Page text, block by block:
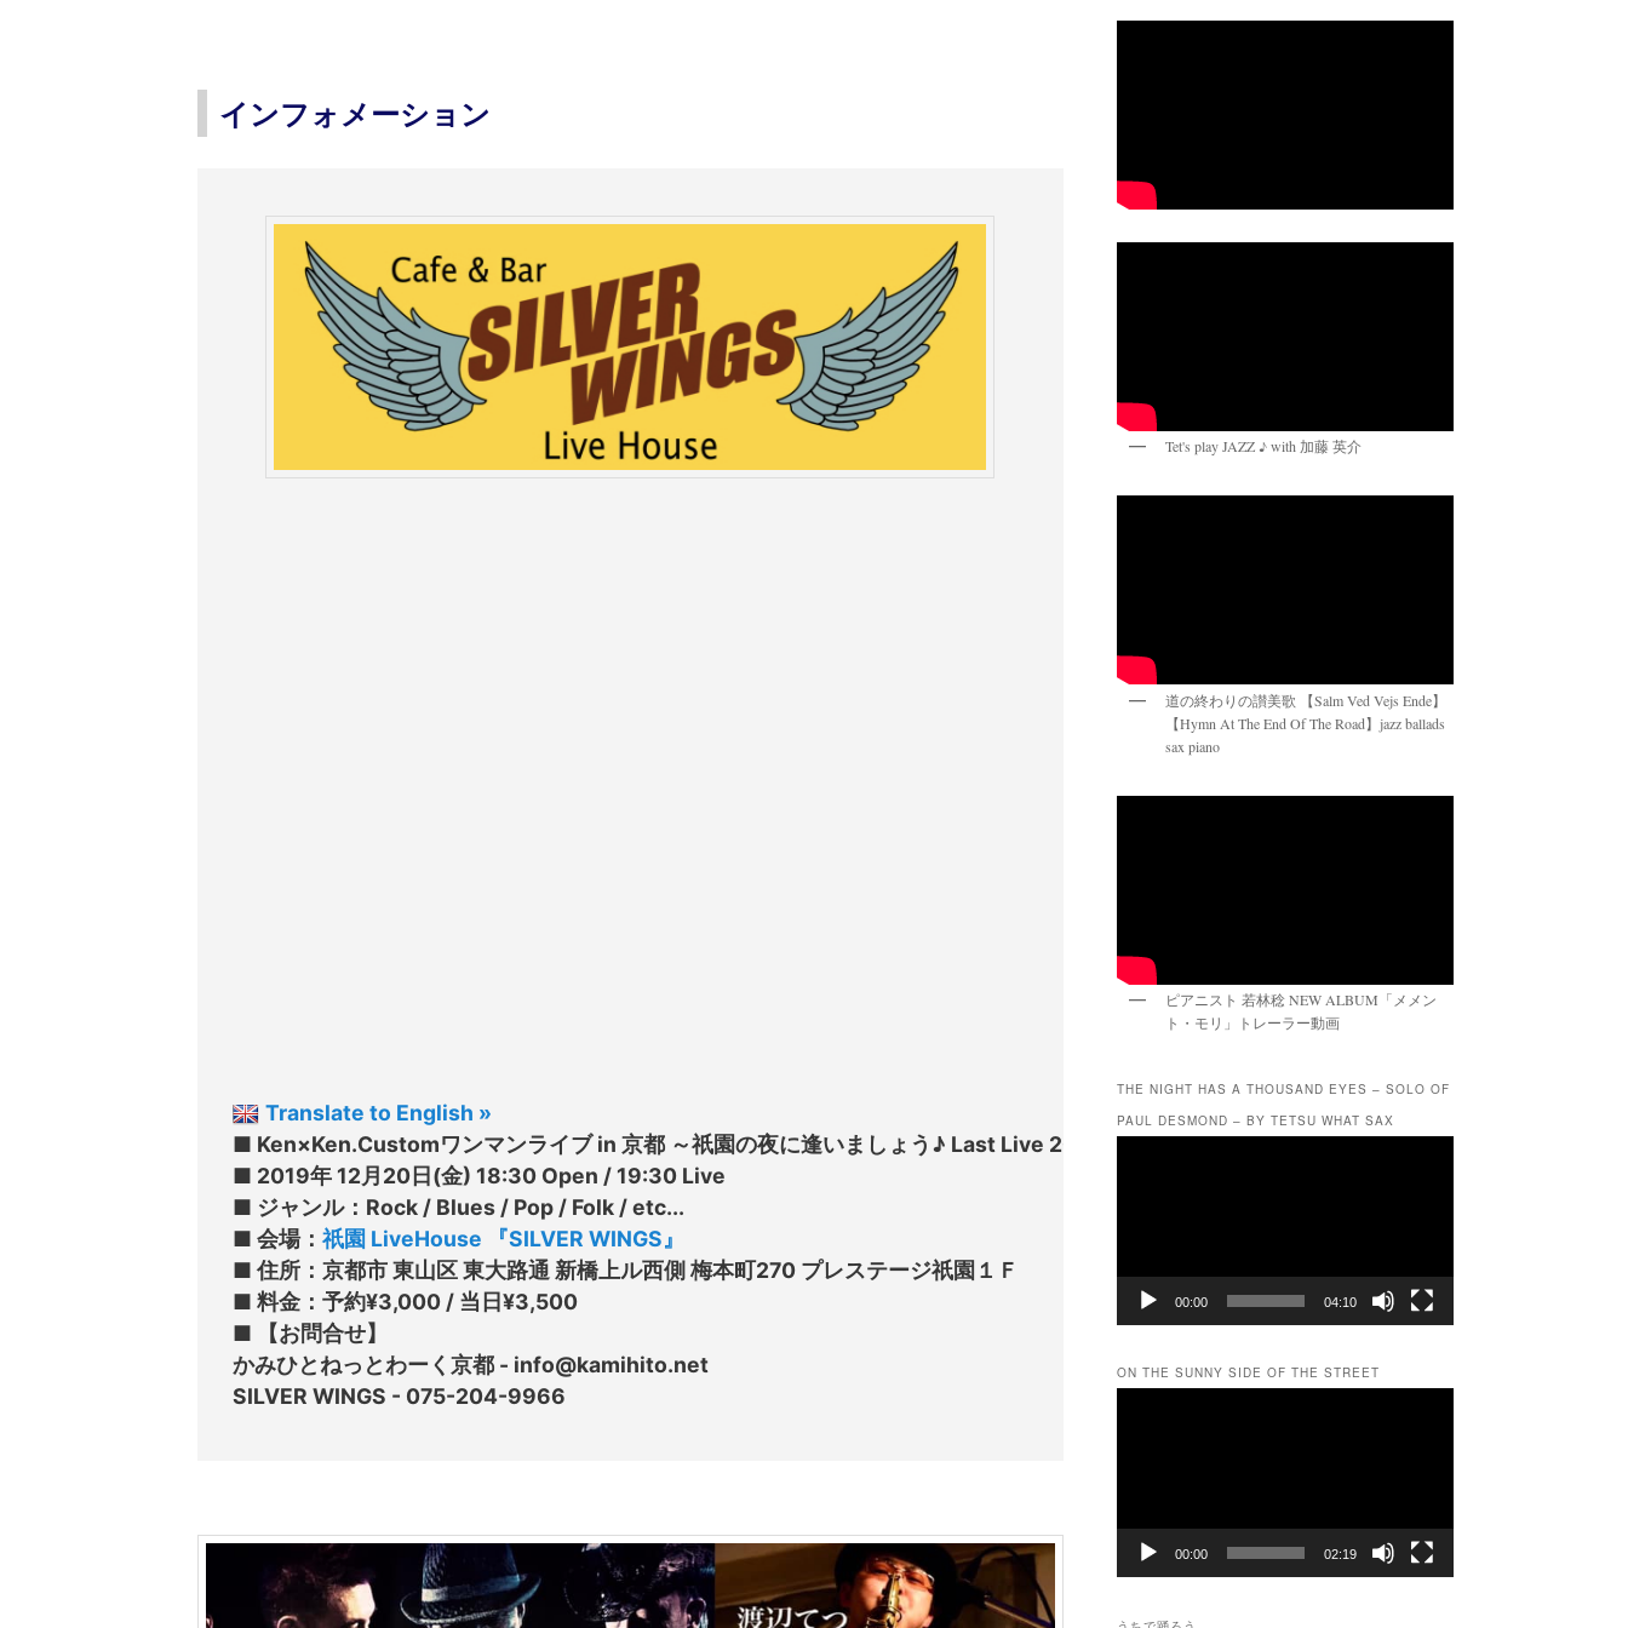
インフォメーション
Translate to English »
■ Ken×Ken.Customワンマンライブ in 京都 ～祇園の夜に逢いましょう♪ Last Live 2019～
■ 2019年 12月20日(金) 18:30 Open / 19:30 Live
■ ジャンル：Rock / Blues / Pop / Folk / etc...
■ 会場： 祇園 LiveHouse 『SILVER WINGS』
■ 住所：京都市 東山区 東大路通 新橋上ル西側 梅本町270 プレステージ祇園１Ｆ
■ 料金：予約¥3,000 / 当日¥3,500
■ 【お問合せ】
かみひとねっとわーく京都 - info@kamihito.net
SILVER WINGS - 075-204-9966
Tet's play JAZZ ♪ with 加藤 英介
道の終わりの讃美歌 【Salm Ved Vejs Ende】
【Hymn At The End Of The Road】jazz ballads
sax piano
ピアニスト 若林稔 NEW ALBUM「メメン
ト・モリ」トレーラー動画
THE NIGHT HAS A THOUSAND EYES – SOLO OF
PAUL DESMOND – BY TETSU WHAT SAX
00:00 04:10
ON THE SUNNY SIDE OF THE STREET
00:00 02:19